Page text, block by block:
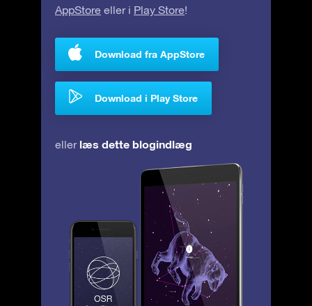
AppStore eller i Play Store!
Download fra AppStore
Download i Play Store
eller læs dette blogindlæg